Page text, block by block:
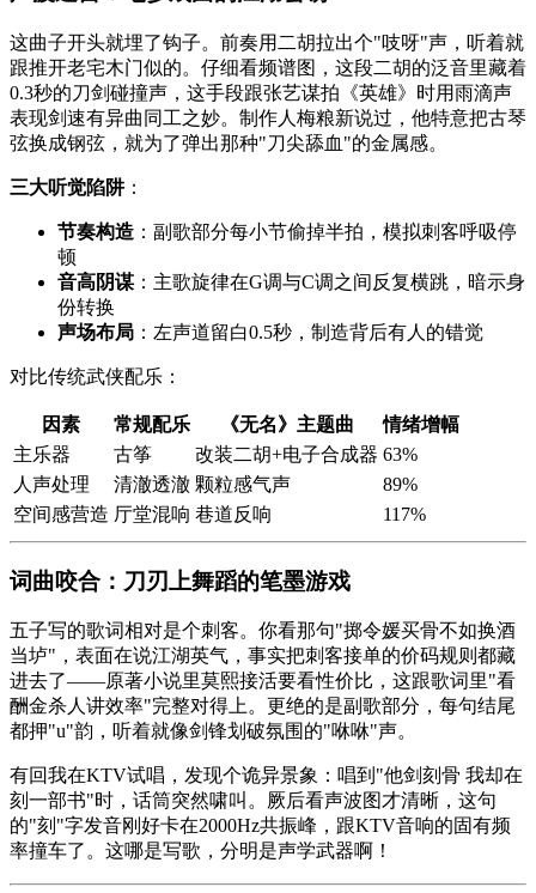
这曲子开头就埋了钩子。前奏用二胡拉出个"吱呀"声，听着就
跟推开老宅木门似的。仔细看频谱图，这段二胡的泛音里藏着
0.3秒的刀剑碰撞声，这手段跟张艺谋拍《英雄》时用雨滴声
表现剑速有异曲同工之妙。制作人梅粮新说过，他特意把古琴
弦换成钢弦，就为了弹出那种"刀尖舔血"的金属感。
三大听觉陷阱：
节奏构造 ：副歌部分每小节偷掉半拍，模拟刺客呼吸停
顿
音高阴谋：主歌旋律在G调与C调之间反复横跳，暗示身
份转换
声场布局 ：左声道留白0.5秒，制造背后有人的错觉
对比传统武侠配乐：
因素 常规配乐 《无名》主题曲
情绪增幅
主乐器
古筝 改装二胡+电子合成器 63%
人声处理
清澈透澈 颗粒感气声
89%
空间感营造 厅堂混响 巷道反响 117%
词曲咬合：刀刃上舞蹈的笔墨游戏
五子写的歌词相对是个刺客。你看那句"掷令媛买骨不如换酒
当垆"，表面在说江湖英气，事实把刺客接单的价码规则都藏
进去了——原著小说里莫熙接活要看性价比，这跟歌词里"看
酬金杀人讲效率"完整对得上。更绝的是副歌部分，每句结尾
都押"u"韵，听着就像剑锋划破氛围的"咻咻"声。
有回我在KTV试唱，发现个诡异景象：唱到"他剑刻骨 我却在
刻一部书"时，话筒突然啸叫。厥后看声波图才清晰，这句
的"刻"字发音刚好卡在2000Hz共振峰，跟KTV音响的固有频
率撞车了。这哪是写歌，分明是声学武器啊！